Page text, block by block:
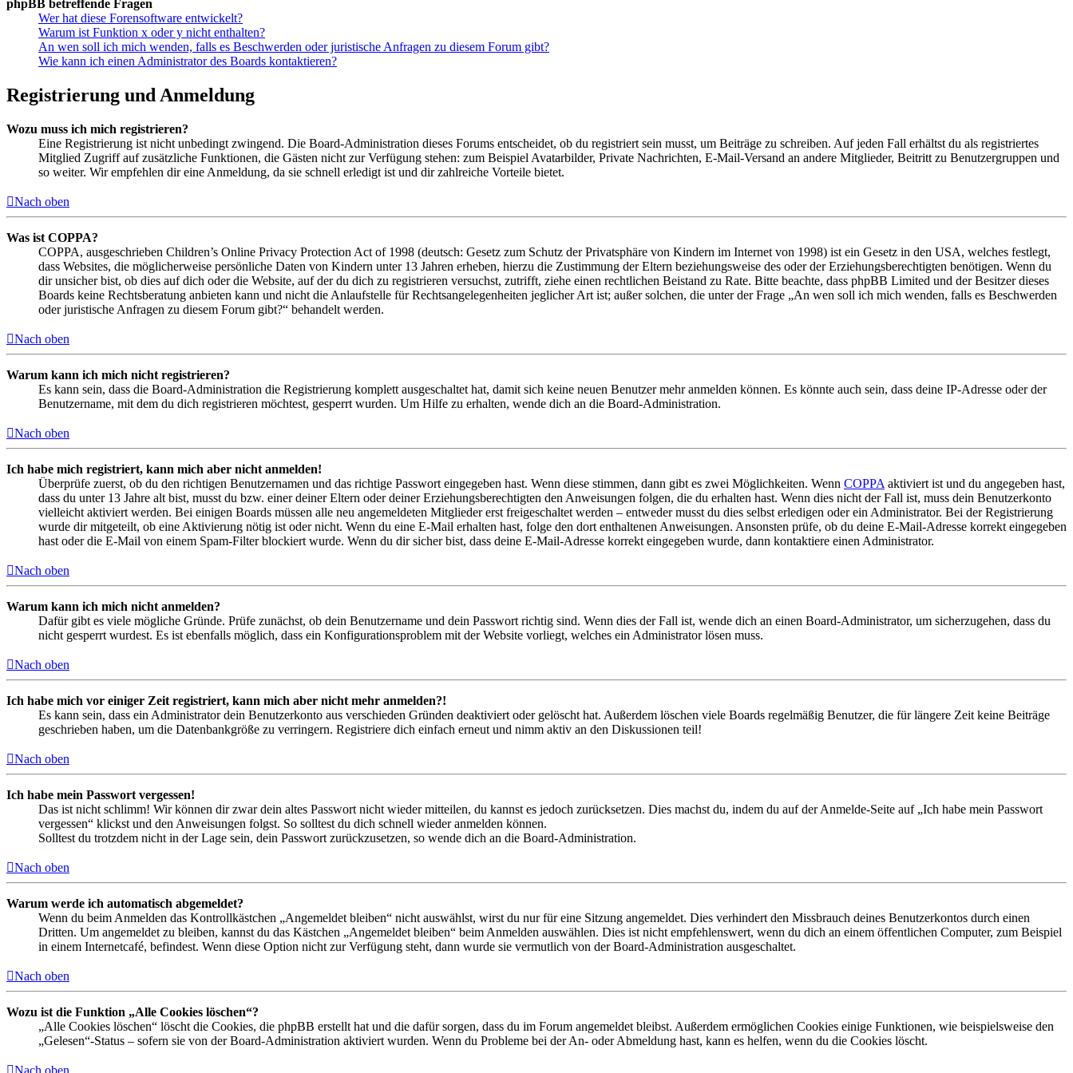
phpBB betreffende Fragen
Wer hat diese Forensoftware entwickelt?
Warum ist Funktion x oder y nicht enthalten?
An wen soll ich mich wenden, falls es Beschwerden oder juristische Anfragen zu diesem Forum gibt?
Wie kann ich einen Administrator des Boards kontaktieren?
Registrierung und Anmeldung
Wozu muss ich mich registrieren?
Eine Registrierung ist nicht unbedingt zwingend. Die Board-Administration dieses Forums entscheidet, ob du registriert sein musst, um Beiträge zu schreiben. Auf jeden Fall erhältst du als registriertes
Mitglied Zugriff auf zusätzliche Funktionen, die Gästen nicht zur Verfügung stehen: zum Beispiel Avatarbilder, Private Nachrichten, E-Mail-Versand an andere Mitglieder, Beitritt zu Benutzergruppen und
so weiter. Wir empfehlen dir eine Anmeldung, da sie schnell erledigt ist und dir zahlreiche Vorteile bietet.
Nach oben
Was ist COPPA?
COPPA, ausgeschrieben Children’s Online Privacy Protection Act of 1998 (deutsch: Gesetz zum Schutz der Privatsphäre von Kindern im Internet von 1998) ist ein Gesetz in den USA, welches festlegt,
dass Websites, die möglicherweise persönliche Daten von Kindern unter 13 Jahren erheben, hierzu die Zustimmung der Eltern beziehungsweise des oder der Erziehungsberechtigten benötigen. Wenn du
dir unsicher bist, ob dies auf dich oder die Website, auf der du dich zu registrieren versuchst, zutrifft, ziehe einen rechtlichen Beistand zu Rate. Bitte beachte, dass phpBB Limited und der Besitzer dieses
Boards keine Rechtsberatung anbieten kann und nicht die Anlaufstelle für Rechtsangelegenheiten jeglicher Art ist; außer solchen, die unter der Frage „An wen soll ich mich wenden, falls es Beschwerden
oder juristische Anfragen zu diesem Forum gibt?“ behandelt werden.
Nach oben
Warum kann ich mich nicht registrieren?
Es kann sein, dass die Board-Administration die Registrierung komplett ausgeschaltet hat, damit sich keine neuen Benutzer mehr anmelden können. Es könnte auch sein, dass deine IP-Adresse oder der
Benutzername, mit dem du dich registrieren möchtest, gesperrt wurden. Um Hilfe zu erhalten, wende dich an die Board-Administration.
Nach oben
Ich habe mich registriert, kann mich aber nicht anmelden!
Überprüfe zuerst, ob du den richtigen Benutzernamen und das richtige Passwort eingegeben hast. Wenn diese stimmen, dann gibt es zwei Möglichkeiten. Wenn COPPA aktiviert ist und du angegeben hast,
dass du unter 13 Jahre alt bist, musst du bzw. einer deiner Eltern oder deiner Erziehungsberechtigten den Anweisungen folgen, die du erhalten hast. Wenn dies nicht der Fall ist, muss dein Benutzerkonto
vielleicht aktiviert werden. Bei einigen Boards müssen alle neu angemeldeten Mitglieder erst freigeschaltet werden – entweder musst du dies selbst erledigen oder ein Administrator. Bei der Registrierung
wurde dir mitgeteilt, ob eine Aktivierung nötig ist oder nicht. Wenn du eine E-Mail erhalten hast, folge den dort enthaltenen Anweisungen. Ansonsten prüfe, ob du deine E-Mail-Adresse korrekt eingegeben
hast oder die E-Mail von einem Spam-Filter blockiert wurde. Wenn du dir sicher bist, dass deine E-Mail-Adresse korrekt eingegeben wurde, dann kontaktiere einen Administrator.
Nach oben
Warum kann ich mich nicht anmelden?
Dafür gibt es viele mögliche Gründe. Prüfe zunächst, ob dein Benutzername und dein Passwort richtig sind. Wenn dies der Fall ist, wende dich an einen Board-Administrator, um sicherzugehen, dass du
nicht gesperrt wurdest. Es ist ebenfalls möglich, dass ein Konfigurationsproblem mit der Website vorliegt, welches ein Administrator lösen muss.
Nach oben
Ich habe mich vor einiger Zeit registriert, kann mich aber nicht mehr anmelden?!
Es kann sein, dass ein Administrator dein Benutzerkonto aus verschieden Gründen deaktiviert oder gelöscht hat. Außerdem löschen viele Boards regelmäßig Benutzer, die für längere Zeit keine Beiträge
geschrieben haben, um die Datenbankgröße zu verringern. Registriere dich einfach erneut und nimm aktiv an den Diskussionen teil!
Nach oben
Ich habe mein Passwort vergessen!
Das ist nicht schlimm! Wir können dir zwar dein altes Passwort nicht wieder mitteilen, du kannst es jedoch zurücksetzen. Dies machst du, indem du auf der Anmelde-Seite auf „Ich habe mein Passwort
vergessen“ klickst und den Anweisungen folgst. So solltest du dich schnell wieder anmelden können.
Solltest du trotzdem nicht in der Lage sein, dein Passwort zurückzusetzen, so wende dich an die Board-Administration.
Nach oben
Warum werde ich automatisch abgemeldet?
Wenn du beim Anmelden das Kontrollkästchen „Angemeldet bleiben“ nicht auswählst, wirst du nur für eine Sitzung angemeldet. Dies verhindert den Missbrauch deines Benutzerkontos durch einen
Dritten. Um angemeldet zu bleiben, kannst du das Kästchen „Angemeldet bleiben“ beim Anmelden auswählen. Dies ist nicht empfehlenswert, wenn du dich an einem öffentlichen Computer, zum Beispiel
in einem Internetcafé, befindest. Wenn diese Option nicht zur Verfügung steht, dann wurde sie vermutlich von der Board-Administration ausgeschaltet.
Nach oben
Wozu ist die Funktion „Alle Cookies löschen“?
„Alle Cookies löschen“ löscht die Cookies, die phpBB erstellt hat und die dafür sorgen, dass du im Forum angemeldet bleibst. Außerdem ermöglichen Cookies einige Funktionen, wie beispielsweise den
„Gelesen“-Status – sofern sie von der Board-Administration aktiviert wurden. Wenn du Probleme bei der An- oder Abmeldung hast, kann es helfen, wenn du die Cookies löscht.
Nach oben